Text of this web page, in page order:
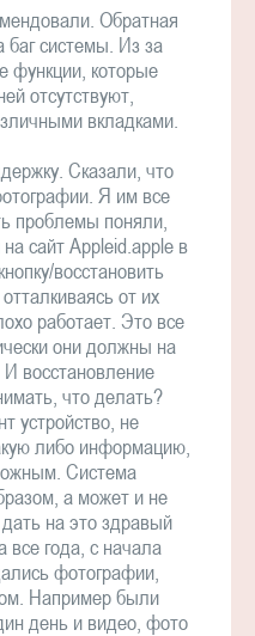
Обратная
баг системы. Из за
функции, которые
отсутствуют,
вкладками.
Сказали, что
Я им все
проблемы поняли,
сайт Appleid.apple в
восстановить
от их
работает. Это все
они должны на
восстановление
что делать?
устройство, не
либо информацию,
Система
а может и не
на это здравый
все года, с начала
фотографии,
Например были
день и видео, фото